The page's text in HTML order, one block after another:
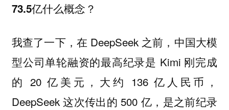
73.5亿什么概念？
我查了一下，在 DeepSeek 之前，中国大模
型公司单轮融资的最高纪录是 Kimi 刚完成
的 20 亿美元，大约 136 亿人民币，
DeepSeek 这次传出的 500 亿，是之前纪录